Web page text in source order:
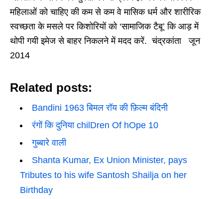
महिलाओं को चाहिए की कम से कम वे मासिक धर्म और शारीरिक
स्वच्छता के मसले पर किशोरियों को ‘सामाजिक टैबू’ कि आड़ में
थोपी गयी इमेज से बाहर निकलने में मदद करें. चंद्रकांता जून
2014
Related posts:
Bandini 1963 बिमल रॉय की फ़िल्म बंदिनी
रंगों कि दुनिया chilDren Of hOpe 10
गुब्बारे वाली
Shanta Kumar, Ex Union Minister, pays
Tributes to his wife Santosh Shailja on her
Birthday